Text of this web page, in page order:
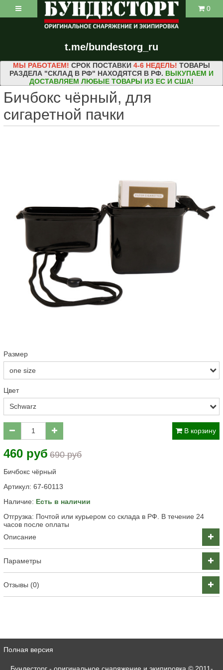
t.me/bundestorg_ru
0
МЫ РАБОТАЕМ! СРОК ПОСТАВКИ 4-6 НЕДЕЛЬ! ТОВАРЫ
РАЗДЕЛА "СКЛАД В РФ" НАХОДЯТСЯ В РФ. ВЫКУПАЕМ И
ДОСТАВЛЯЕМ ЛЮБЫЕ ТОВАРЫ ИЗ ЕС И США!
Бичбокс чёрный, для
сигаретной пачки
Размер
Цвет
В корзину
460 руб 690 руб
Бичбокс чёрный
Артикул: 67-60113
Наличие: Есть в наличии
Отгрузка: Почтой или курьером со склада в РФ. В течение 24
часов после оплаты
Описание
Параметры
Отзывы (0)
Полная версия